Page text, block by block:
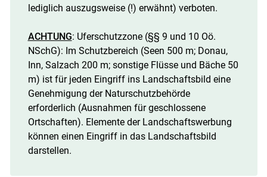
lediglich auszugsweise (!) erwähnt) verboten.
ACHTUNG: Uferschutzzone (§§ 9 und 10 Oö.
NSchG): Im Schutzbereich (Seen 500 m; Donau,
Inn, Salzach 200 m; sonstige Flüsse und Bäche 50
m) ist für jeden Eingriff ins Landschaftsbild eine
Genehmigung der Naturschutzbehörde
erforderlich (Ausnahmen für geschlossene
Ortschaften). Elemente der Landschaftswerbung
können einen Eingriff in das Landschaftsbild
darstellen.